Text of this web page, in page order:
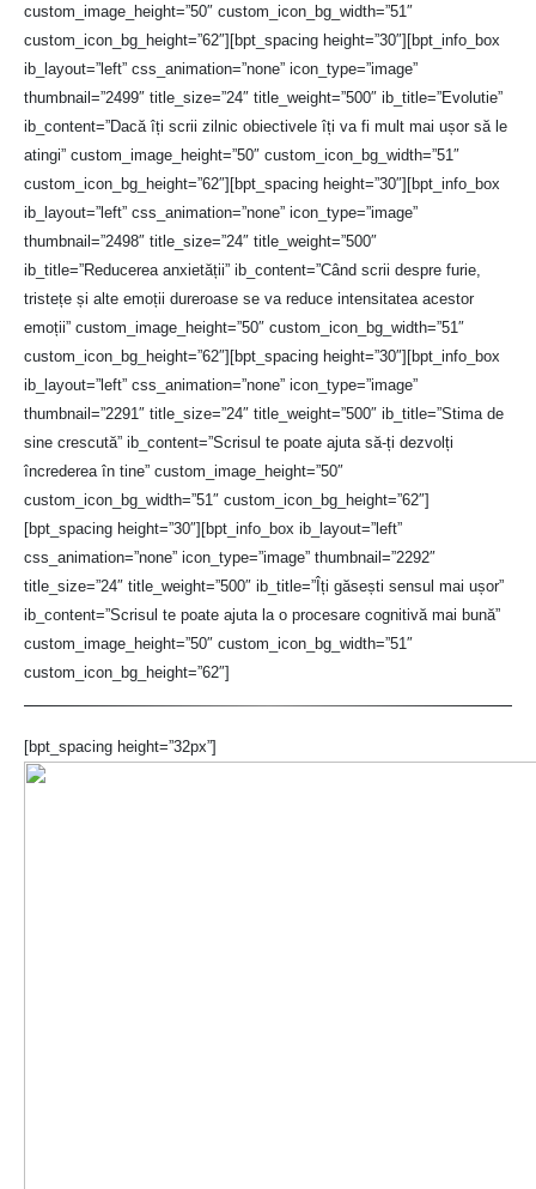
custom_image_height=”50″ custom_icon_bg_width=”51″
custom_icon_bg_height=”62″][bpt_spacing height=”30″][bpt_info_box
ib_layout=”left” css_animation=”none” icon_type=”image”
thumbnail=”2499″ title_size=”24″ title_weight=”500″ ib_title=”Evolutie”
ib_content=”Dacă îți scrii zilnic obiectivele îți va fi mult mai ușor să le
atingi” custom_image_height=”50″ custom_icon_bg_width=”51″
custom_icon_bg_height=”62″][bpt_spacing height=”30″][bpt_info_box
ib_layout=”left” css_animation=”none” icon_type=”image”
thumbnail=”2498″ title_size=”24″ title_weight=”500″
ib_title=”Reducerea anxietății” ib_content=”Când scrii despre furie,
tristețe și alte emoții dureroase se va reduce intensitatea acestor
emoții” custom_image_height=”50″ custom_icon_bg_width=”51″
custom_icon_bg_height=”62″][bpt_spacing height=”30″][bpt_info_box
ib_layout=”left” css_animation=”none” icon_type=”image”
thumbnail=”2291″ title_size=”24″ title_weight=”500″ ib_title=”Stima de
sine crescută” ib_content=”Scrisul te poate ajuta să-ți dezvolți
încrederea în tine” custom_image_height=”50″
custom_icon_bg_width=”51″ custom_icon_bg_height=”62″]
[bpt_spacing height=”30″][bpt_info_box ib_layout=”left”
css_animation=”none” icon_type=”image” thumbnail=”2292″
title_size=”24″ title_weight=”500″ ib_title=”Îți găsești sensul mai ușor”
ib_content=”Scrisul te poate ajuta la o procesare cognitivă mai bună”
custom_image_height=”50″ custom_icon_bg_width=”51″
custom_icon_bg_height=”62″]
[bpt_spacing height=”32px”]